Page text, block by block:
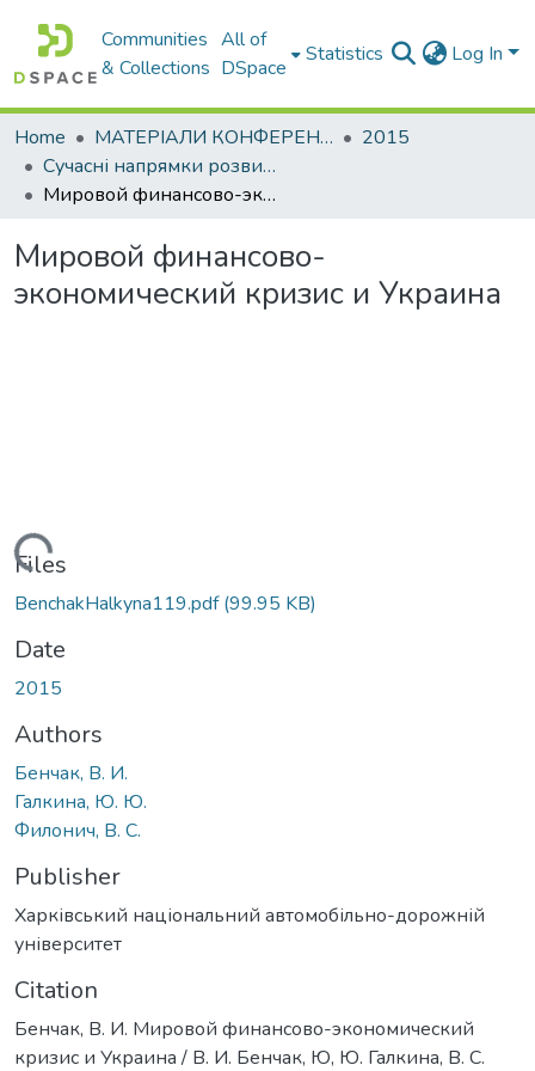
Communities
& Collections
All of
DSpace
Statistics Log In
Home МАТЕРІАЛИ КОНФЕРЕНЦІЙ
2015
Сучасні напрямки розвитку економіки і менеджменту на підприємствах України
Мировой финансово-экономический кризис и Украина
Мировой финансово-
экономический кризис и Украина
Loading...
Files
BenchakHalkyna119.pdf(99.95 KB)
Date
2015
Authors
Бенчак, В. И.
Галкина, Ю. Ю.
Филонич, В. С.
Publisher
Харківський національний автомобільно-дорожній
університет
Citation
Бенчак, В. И. Мировой финансово-экономический
кризис и Украина / В. И. Бенчак, Ю, Ю. Галкина, В. С.